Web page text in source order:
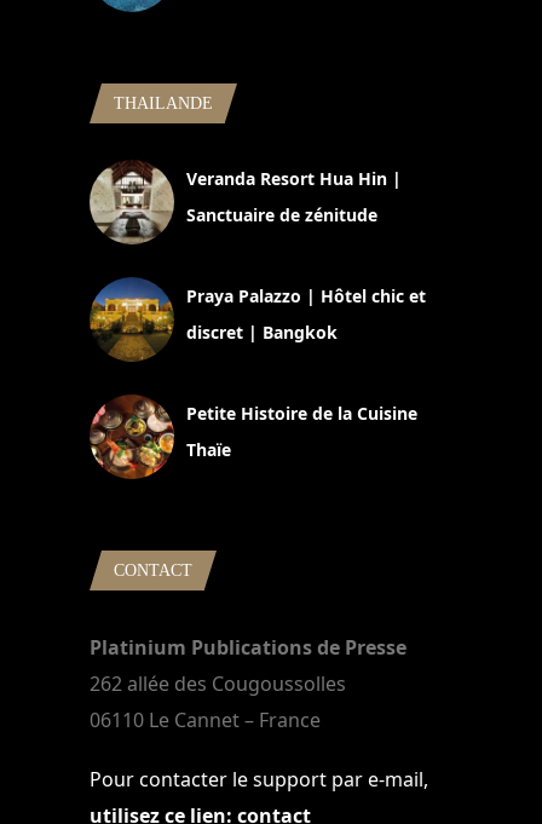
THAILANDE
Veranda Resort Hua Hin |
Sanctuaire de zénitude
Praya Palazzo | Hôtel chic et
discret | Bangkok
Petite Histoire de la Cuisine
Thaïe
CONTACT
Platinium Publications de Presse
262 allée des Cougoussolles
06110 Le Cannet – France
Pour contacter le support par e-mail,
utilisez ce lien: contact